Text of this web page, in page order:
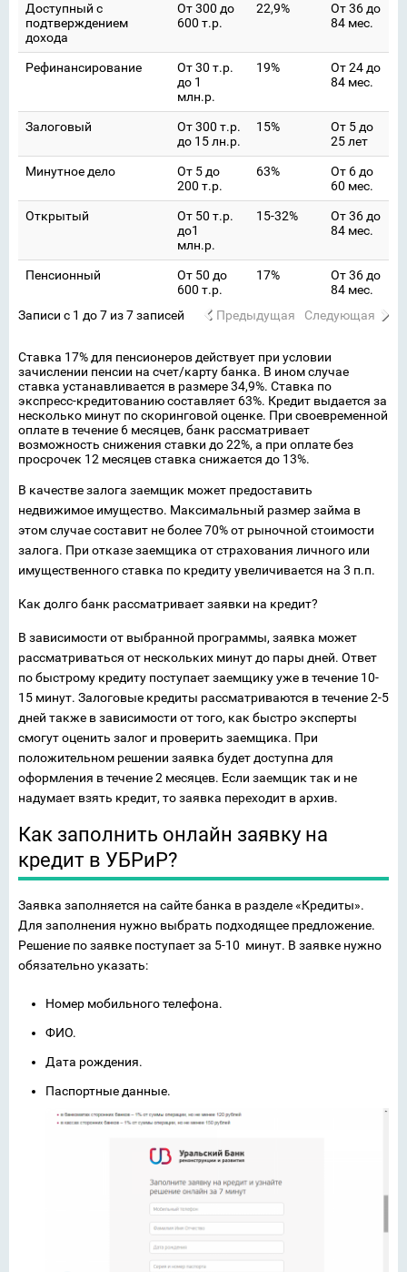
Доступный с
подтверждением
дохода
От 300 до
600 т.р.
22,9%
От 36 до
84 мес.
Рефинансирование
От 30 т.р.
до 1
млн.р.
19%
От 24 до
84 мес.
Залоговый
От 300 т.р.
до 15 лн.р.
15%
От 5 до
25 лет
Минутное дело
От 5 до
200 т.р.
63%
От 6 до
60 мес.
Открытый
От 50 т.р.
до1
млн.р.
15-32%
От 36 до
84 мес.
Пенсионный
От 50 до
600 т.р.
17%
От 36 до
84 мес.
Записи с 1 до 7 из 7 записей
Предыдущая Следующая
Ставка 17% для пенсионеров действует при условии
зачислении пенсии на счет/карту банка. В ином случае
ставка устанавливается в размере 34,9%. Ставка по
экспресс-кредитованию составляет 63%. Кредит выдается за
несколько минут по скоринговой оценке. При своевременной
оплате в течение 6 месяцев, банк рассматривает
возможность снижения ставки до 22%, а при оплате без
просрочек 12 месяцев ставка снижается до 13%.
В качестве залога заемщик может предоставить
недвижимое имущество. Максимальный размер займа в
этом случае составит не более 70% от рыночной стоимости
залога. При отказе заемщика от страхования личного или
имущественного ставка по кредиту увеличивается на 3 п.п.
Как долго банк рассматривает заявки на кредит?
В зависимости от выбранной программы, заявка может
рассматриваться от нескольких минут до пары дней. Ответ
по быстрому кредиту поступает заемщику уже в течение 10-
15 минут. Залоговые кредиты рассматриваются в течение 2-5
дней также в зависимости от того, как быстро эксперты
смогут оценить залог и проверить заемщика. При
положительном решении заявка будет доступна для
оформления в течение 2 месяцев. Если заемщик так и не
надумает взять кредит, то заявка переходит в архив.
Как заполнить онлайн заявку на
кредит в УБРиР?
Заявка заполняется на сайте банка в разделе «Кредиты».
Для заполнения нужно выбрать подходящее предложение.
Решение по заявке поступает за 5-10 минут. В заявке нужно
обязательно указать:
Номер мобильного телефона.
ФИО.
Дата рождения.
Паспортные данные.